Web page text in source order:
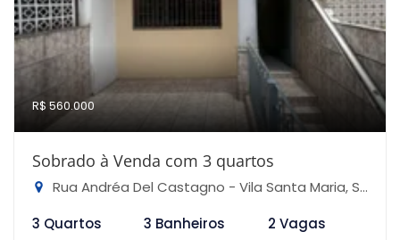
R$ 560.000
Sobrado à Venda com 3 quartos
Rua Andréa Del Castagno - Vila Santa Maria, São Paulo-SP
3 Quartos
3 Banheiros 2 Vagas